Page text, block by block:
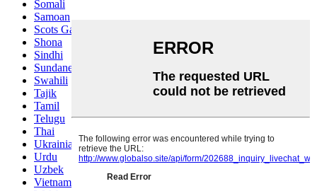
Somali
Samoan
Scots Gaelic
Shona
Sindhi
Sundanese
Swahili
Tajik
Tamil
Telugu
Thai
Ukrainian
Urdu
Uzbek
Vietnamese